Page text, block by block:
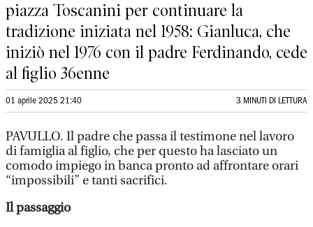
piazza Toscanini per continuare la
tradizione iniziata nel 1958: Gianluca, che
iniziò nel 1976 con il padre Ferdinando, cede
al figlio 36enne
01 aprile 2025 21:40 3 MINUTI DI LETTURA
PAVULLO. Il padre che passa il testimone nel lavoro
di famiglia al figlio, che per questo ha lasciato un
comodo impiego in banca pronto ad affrontare orari
“impossibili” e tanti sacrifici.
Il passaggio